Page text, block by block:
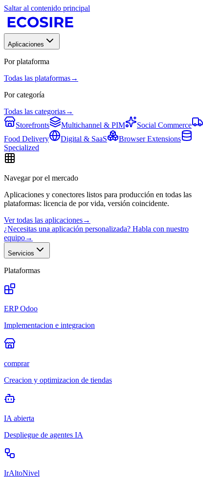
Saltar al contenido principal
Aplicaciones
Por plataforma
Todas las plataformas→
Por categoría
Todas las categorias→
Storefronts
Multichannel & PIM
Social Commerce
Food Delivery
Digital & SaaS
Browser Extensions
Specialized
Navegar por el mercado
Aplicaciones y conectores listos para producción en todas las
plataformas: licencia de por vida, versión coincidente.
Ver todas las aplicaciones→
¿Necesitas una aplicación personalizada? Habla con nuestro
equipo→
Servicios
Plataformas
ERP Odoo
Implementacion e integracion
comprar
Creacion y optimizacion de tiendas
IA abierta
Despliegue de agentes IA
IrAltoNivel